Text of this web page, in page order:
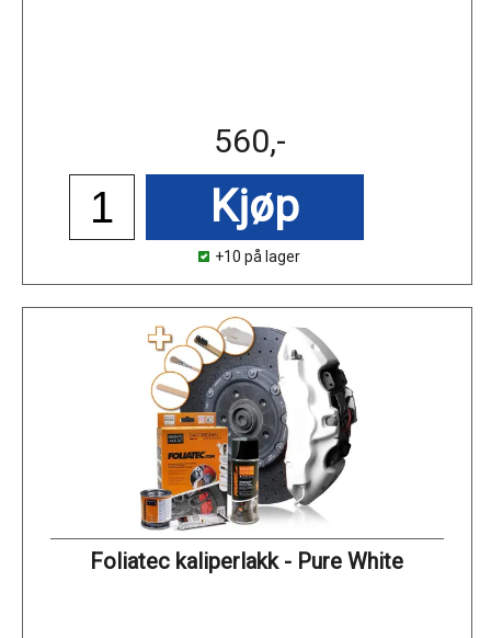
560,-
Kjøp
+10 på lager
Foliatec kaliperlakk - Pure White